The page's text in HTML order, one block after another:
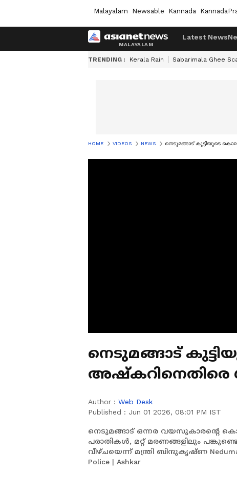
Malayalam Newsable Kannada
Latest News
TRENDING : Kerala Rain Sabarimala Ghee
HOME VIDEOS NEWS നെടുമങ്ങാട് കുട്ടിയുടെ
നെടുമങ്ങാട്
അഷ്കറിനെതിരെ
Author : Web Desk
Published : Jun 01 2026, 08:01 PM IST
നെടുമങ്ങാട് ഒന്നര വയസുകാരന്റെ
പരാതികൾ, മറ്റ് മരണങ്ങളിലും
വീഴ്ചയെന്ന് മന്ത്രി ബിന്ദുകൃഷ്ണ
Police | Ashkar